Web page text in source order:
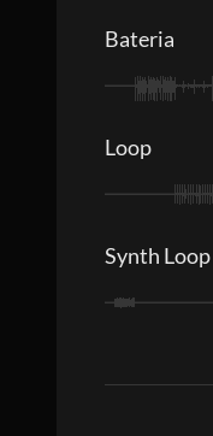
Bateria
Loop
Synth Loop